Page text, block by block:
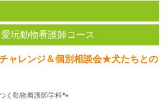
玩動物看護師コース
ャレンジ＆個別相談会★犬たちとの
く動物看護師学科🐾